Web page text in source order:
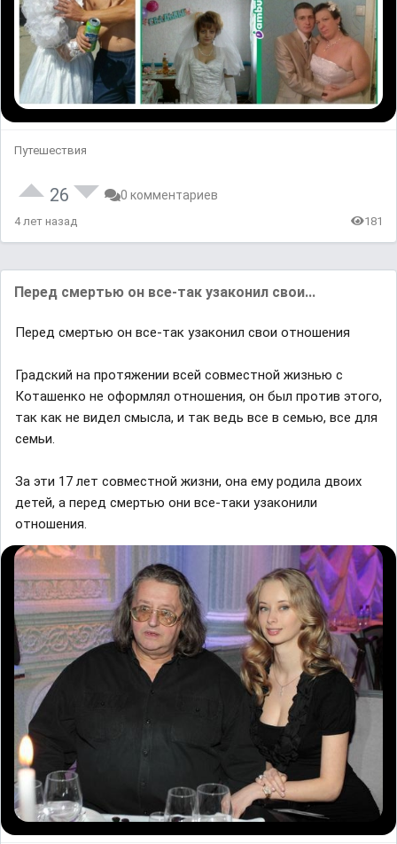
Путешествия
26 0 комментариев
4 лет назад 181
Перед смертью он все-так узаконил свои...
Перед смертью он все-так узаконил свои отношения
Градский на протяжении всей совместной жизнью с
Коташенко не оформлял отношения, он был против этого,
так как не видел смысла, и так ведь все в семью, все для
семьи.
За эти 17 лет совместной жизни, она ему родила двоих
детей, а перед смертью они все-таки узаконили
отношения.